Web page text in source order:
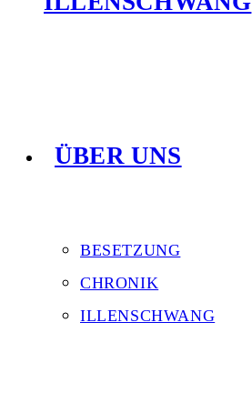
ÜBER UNS
BESETZUNG
CHRONIK
ILLENSCHWANG